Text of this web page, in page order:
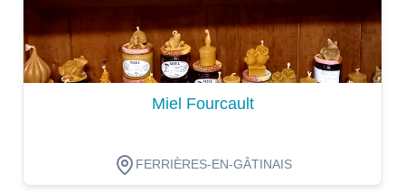
Miel Fourcault
FERRIÈRES-EN-GÂTINAIS